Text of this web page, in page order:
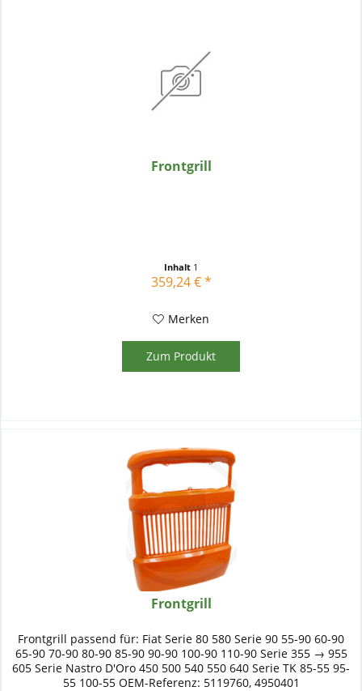
Frontgrill
Inhalt 1
359,24 € *
Merken
Zum Produkt
Frontgrill
Frontgrill passend für: Fiat Serie 80 580 Serie 90 55-90 60-90
65-90 70-90 80-90 85-90 90-90 100-90 110-90 Serie 355 → 955
605 Serie Nastro D'Oro 450 500 540 550 640 Serie TK 85-55 95-
55 100-55 OEM-Referenz: 5119760, 4950401